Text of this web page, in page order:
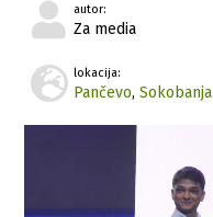
autor:
Za media
lokacija:
Pančevo,Sokobanja